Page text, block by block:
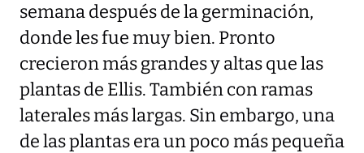
semana después de la germinación,
donde les fue muy bien. Pronto
crecieron más grandes y altas que las
plantas de Ellis. También con ramas
laterales más largas. Sin embargo, una
de las plantas era un poco más pequeña